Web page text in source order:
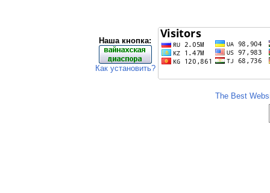
Наша кнопка:
Как установить?
The Best